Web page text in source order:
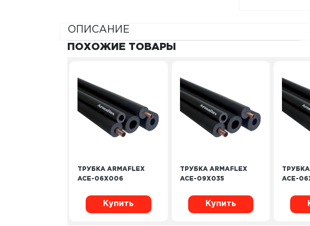
ОПИСАНИЕ
ПОХОЖИЕ ТОВАРЫ
ТРУБКА ARMAFLEX
ACE-06X006
Купить
ТРУБКА ARMAFLEX
ACE-09X035
Купить
ТРУБКА
ACE-